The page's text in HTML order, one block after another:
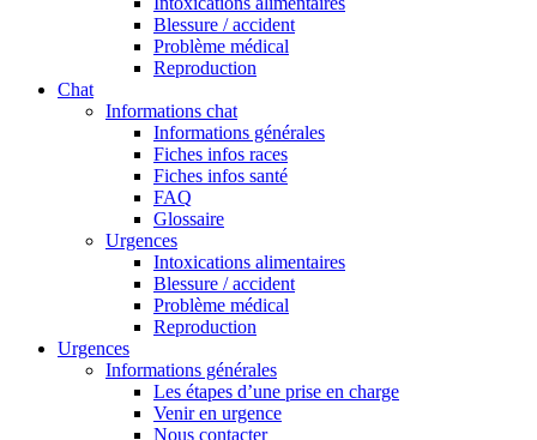
Blessure / accident
Problème médical
Reproduction
Chat
Informations chat
Informations générales
Fiches infos races
Fiches infos santé
FAQ
Glossaire
Urgences
Intoxications alimentaires
Blessure / accident
Problème médical
Reproduction
Urgences
Informations générales
Les étapes d’une prise en charge
Venir en urgence
Nous contacter